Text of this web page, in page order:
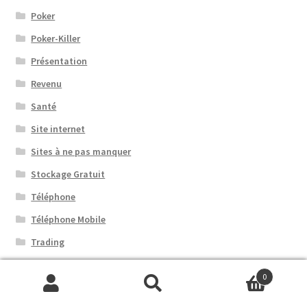
Poker
Poker-Killer
Présentation
Revenu
Santé
Site internet
Sites à ne pas manquer
Stockage Gratuit
Téléphone
Téléphone Mobile
Trading
Véhicule
Recherche
Recherche
0